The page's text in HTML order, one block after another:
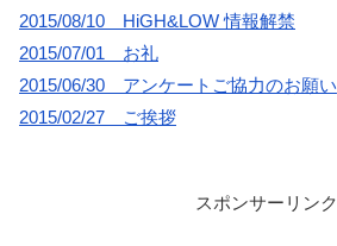
2015/08/10 HiGH&LOW 情報解禁
2015/07/01 お礼
2015/06/30 アンケートご協力のお願い
2015/02/27 ご挨拶
スポンサーリンク